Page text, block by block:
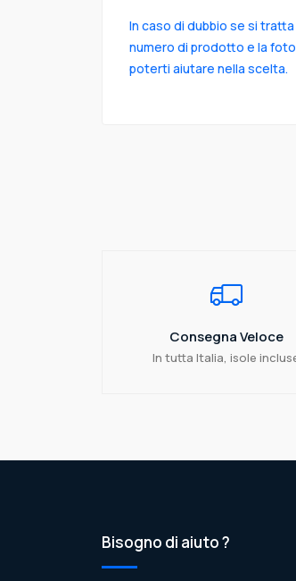
In caso di dubbio se si
numero di prodotto e la
poterti aiutare nella scelta.
Consegna Veloce
In tutta Italia, isole
Bisogno di aiuto ?